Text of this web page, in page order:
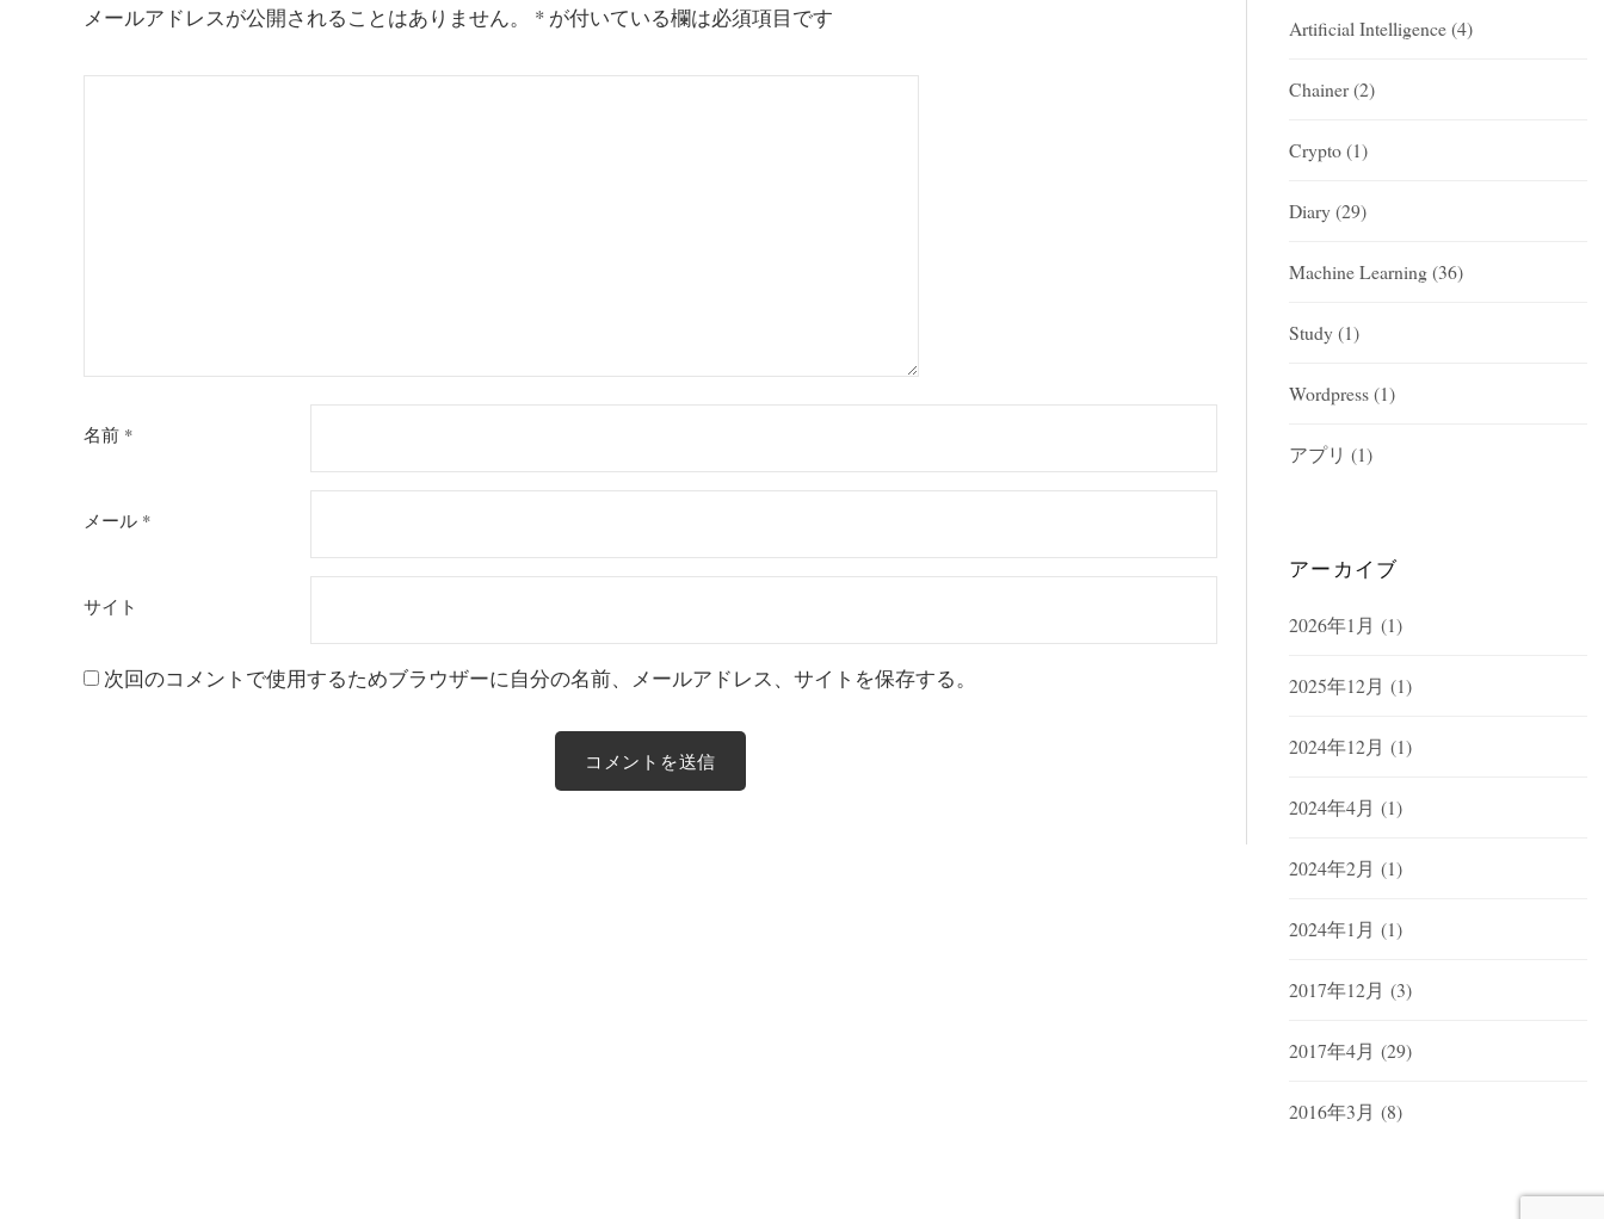
ゲ
ー
メールアドレスが公開されることはありません。 * が付いている欄は必須項目です
名前 *
メール *
サイト
次回のコメントで使用するためブラウザーに自分の名前、メールアドレス、サイトを保存する。
Artificial Intelligence(4)
Chainer(2)
Crypto(1)
Diary(29)
Machine Learning(36)
Study(1)
Wordpress(1)
アプリ (1)
アーカイブ
2026年1月 (1)
2025年12月 (1)
2024年12月 (1)
2024年4月 (1)
2024年2月 (1)
2024年1月 (1)
2017年12月 (3)
2017年4月 (29)
2016年3月 (8)